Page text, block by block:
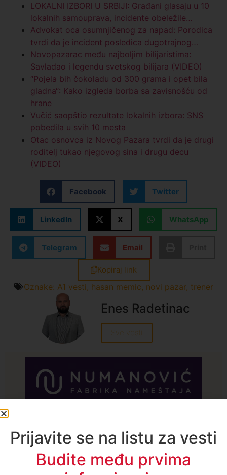
LOKALNI IZBORI U SRBIJI: Građani glasaju u 10
lokalnih samouprava, incidente obeležile…
Advokat oca osumnjičenog za napad: Porodica
tvrdi da je incident posledica dugotrajnog…
Novopazarac među najboljim bilijaristima:
Savladao i legendu svetskog bilijara (VIDEO)
“Pojela bih čokoladu od 300 grama i opet bila
gladna“: Kako izgleda borba sa zavisnošću od
hrane
Vučić saopštio rezultate lokalnih izbora: SNS
pobedila u svih 10 mesta
Otac osnovca iz Novog Pazara tvrdi da je drugi
roditelj tukao njegovog sina i drugu decu
(VIDEO)
Facebook Twitter
LinkedIn X WhatsApp
Telegram Email
Kopiraj link
Oznake: A1 vesti, hasan memic, novi pazar, trener
Enes Radetinac
Sve vesti
Prijavite se na listu za vesti
Budite među prvima